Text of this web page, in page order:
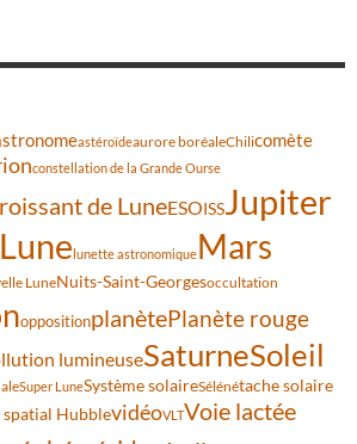
astéroïdeaurore boréaleChilicomète
constellation de la Grande Ourse
de LuneESOISSJupiter
Lune lunette astronomiqueMars
LuneNuits-Saint-Georgesoccultation
oppositionplanètePlanète rouge
lumineuseSaturneSoleil
Super LuneSystème solaireSélénétache solaire
spatial HubblevidéoVLTVoie lactée